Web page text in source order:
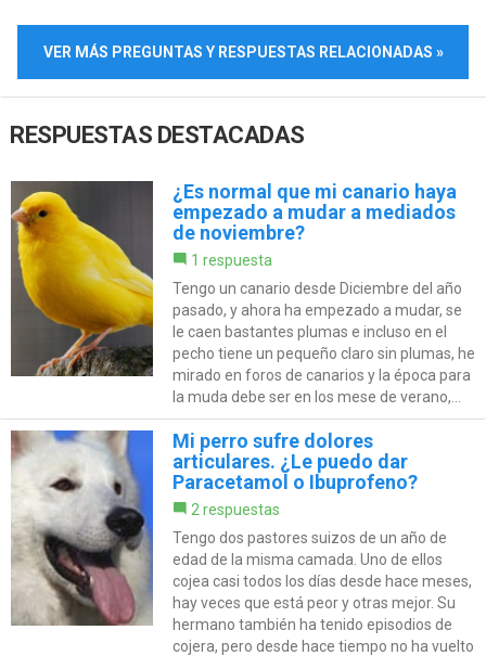
VER MÁS PREGUNTAS Y RESPUESTAS RELACIONADAS »
RESPUESTAS DESTACADAS
¿Es normal que mi canario haya
empezado a mudar a mediados
de noviembre?
1 respuesta
Tengo un canario desde Diciembre del año
pasado, y ahora ha empezado a mudar, se
le caen bastantes plumas e incluso en el
pecho tiene un pequeño claro sin plumas, he
mirado en foros de canarios y la época para
la muda debe ser en los mese de verano,...
Mi perro sufre dolores
articulares. ¿Le puedo dar
Paracetamol o Ibuprofeno?
2 respuestas
Tengo dos pastores suizos de un año de
edad de la misma camada. Uno de ellos
cojea casi todos los días desde hace meses,
hay veces que está peor y otras mejor. Su
hermano también ha tenido episodios de
cojera, pero desde hace tiempo no ha vuelto